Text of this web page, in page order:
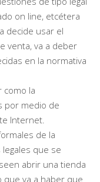
on line, etcétera
decide usar el
venta, va a deber
en la normativa
como la
por medio de
Internet.
de la
que se
abrir una tienda
que va a haber que